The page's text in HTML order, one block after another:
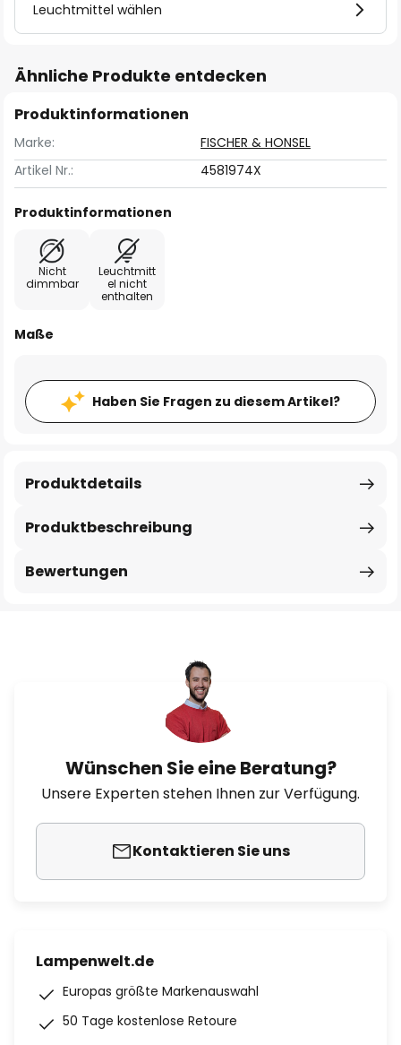
Leuchtmittel wählen
Ähnliche Produkte entdecken
Produktinformationen
Marke:
FISCHER & HONSEL
Artikel Nr.:
4581974X
Produktinformationen
Nicht
dimmbar
Leuchtmitt
el nicht
enthalten
Maße
Haben Sie Fragen zu diesem Artikel?
Produktbeschreibung
Produktdetails
Bewertungen
Wünschen Sie eine Beratung?
Unsere Experten stehen Ihnen zur Verfügung.
Kontaktieren Sie uns
Lampenwelt.de
Europas größte Markenauswahl
50 Tage kostenlose Retoure